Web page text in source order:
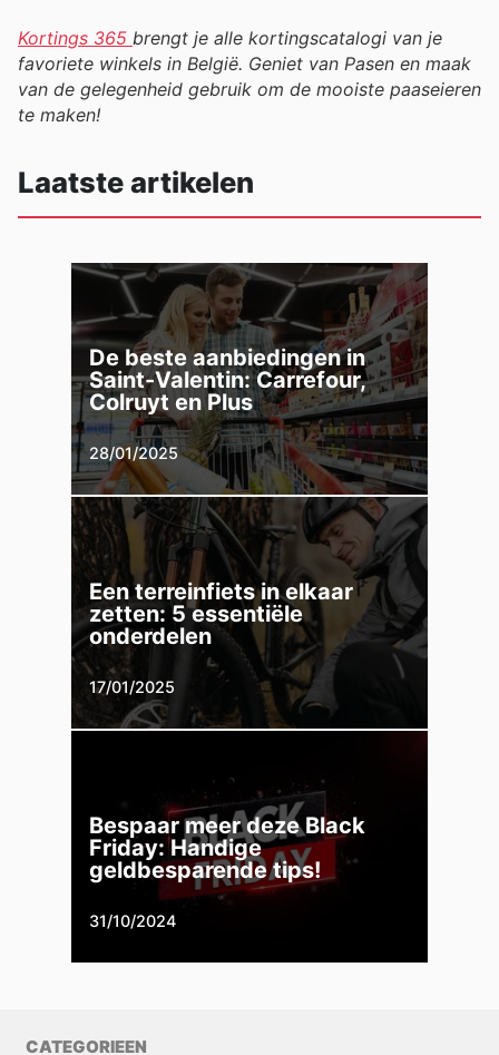
Kortings 365 brengt je alle kortingscatalogi van je
favoriete winkels in België. Geniet van Pasen en maak
van de gelegenheid gebruik om de mooiste paaseieren
te maken!
Laatste artikelen
De beste aanbiedingen in
Saint-Valentin: Carrefour,
Colruyt en Plus
28/01/2025
Een terreinfiets in elkaar
zetten: 5 essentiële
onderdelen
17/01/2025
Bespaar meer deze Black
Friday: Handige
geldbesparende tips!
31/10/2024
CATEGORIEEN